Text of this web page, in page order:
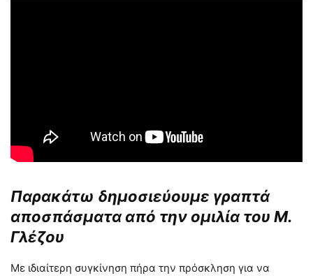
Παρακάτω δημοσιεύουμε γραπτά
αποσπάσματα από την ομιλία του Μ.
Γλέζου
Με ιδιαίτερη συγκίνηση πήρα την πρόσκληση για να